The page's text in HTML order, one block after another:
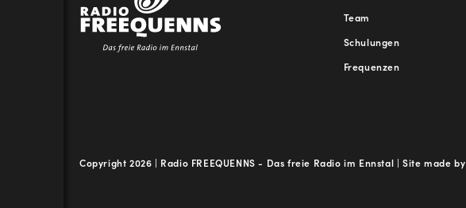
Team
Schulungen
Frequenzen
Copyright 2026 | Radio FREEQUENNS - Das freie Radio im Ennstal |Site made by